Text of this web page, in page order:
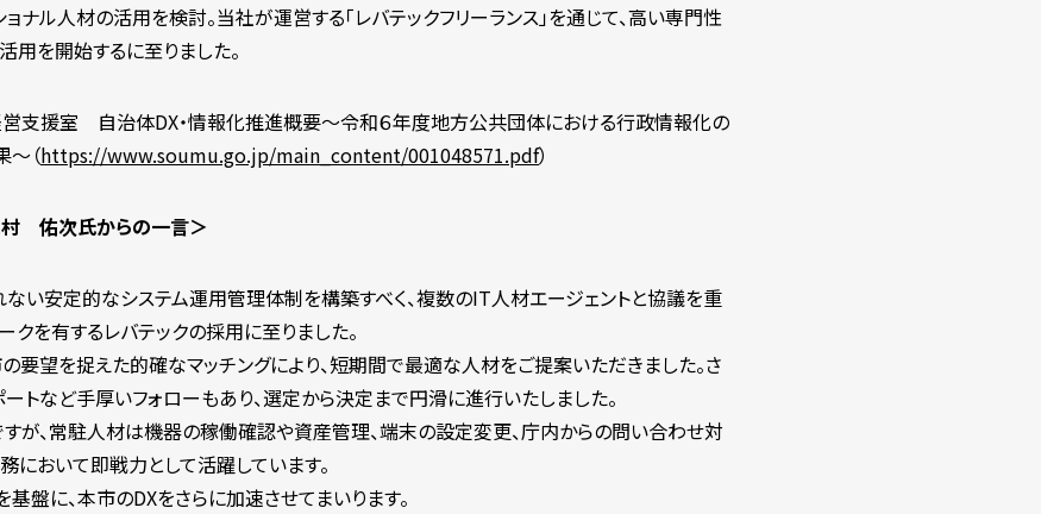
ナル人材の活用を検討。当社が運営する「レバテックフリーランス」を通じて、高い専門性
用を開始するに至りました。
支援室 自治体DX・情報化推進概要～令和６年度地方公共団体における行政情報化の
（https://www.soumu.go.jp/main_content/001048571.pdf）
佑次氏からの一言＞
い安定的なシステム運用管理体制を構築すべく、複数のIT人材エージェントと協議を重
クを有するレバテックの採用に至りました。
要望を捉えた的確なマッチングにより、短期間で最適な人材をご提案いただきました。さ
トなど手厚いフォローもあり、選定から決定まで円滑に進行いたしました。
が、常駐人材は機器の稼働確認や資産管理、端末の設定変更、庁内からの問い合わせ対
において即戦力として活躍しています。
盤に、本市のDXをさらに加速させてまいります。